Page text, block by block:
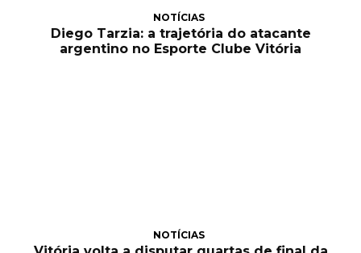
NOTÍCIAS
Diego Tarzia: a trajetória do atacante
argentino no Esporte Clube Vitória
NOTÍCIAS